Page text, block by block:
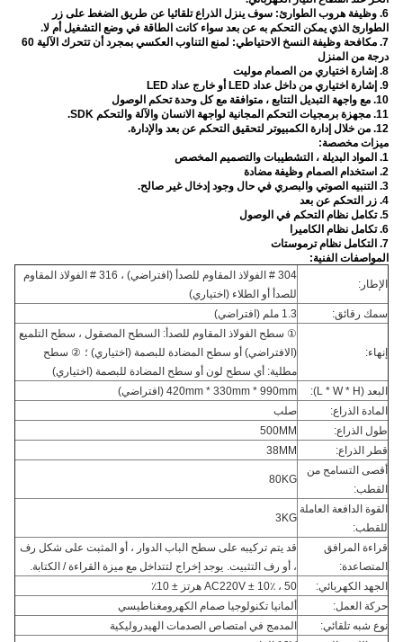
6. وظيفة هروب الطوارئ: سوف ينزل الذراع تلقائيا عن طريق الضغط على زر
الطوارئ الذي يمكن التحكم به عن بعد سواء كانت الطاقة في وضع التشغيل أم لا.
7. مكافحة وظيفة النسخ الاحتياطي: لمنع التناوب العكسي بمجرد أن تتحرك الآلية 60
درجة من المنزل
8. إشارة اختياري من الصمام موليت
9. إشارة اختياري من داخل عداد LED أو خارج عداد LED
10. مع واجهة التبديل التتابع ، متوافقة مع كل وحدة تحكم الوصول
11. مجهزة برمجيات التحكم المجانية لواجهة الانسان والآلة والتحكم SDK.
12. من خلال إدارة الكمبيوتر لتحقيق التحكم عن بعد والإدارة.
ميزات مخصصة:
1. المواد البديلة ، التشطيبات والتصميم المخصص
2. استخدام الصمام وظيفة مضادة
3. التنبيه الصوتي والبصري في حال وجود إدخال غير صالح.
4. زر التحكم عن بعد
5. تكامل نظام التحكم في الوصول
6. تكامل نظام الكاميرا
7. التكامل نظام ترموستات
المواصفات الفنية:
الإطار:
304 # الفولاذ المقاوم للصدأ (افتراضي) ، 316 # الفولاذ المقاوم
للصدأ أو الطلاء (اختياري)
سمك رقائق:
1.3 ملم (افتراضي)
إنهاء:
① سطح الفولاذ المقاوم للصدأ: السطح المصقول ، سطح التلميع
(الافتراضي) أو سطح المضادة للبصمة (اختياري) ؛ ② سطح
مطلية: أي سطح لون أو سطح المضادة للبصمة (اختياري)
البعد (L * W * H):
420mm * 330mm * 990mm (افتراضي)
المادة الذراع:
صلب
طول الذراع:
500MM
قطر الذراع:
38MM
أقصى التسامح من
القطب:
80KG
القوة الدافعة العاملة
للقطب:
3KG
قراءة المرافق
المتصاعدة:
قد يتم تركيبه على سطح الباب الدوار ، أو المثبت على شكل رف
، أو رف التثبيت. يوجد إخراج لتتداخل مع ميزة القراءة / الكتابة.
الجهد الكهربائي:
AC220V ± 10٪ ، 50 هرتز ± 10٪
حركة العمل:
ألمانيا تكنولوجيا صمام الكهرومغناطيسي
نوع شبه تلقائي:
المدمج في امتصاص الصدمات الهيدروليكية